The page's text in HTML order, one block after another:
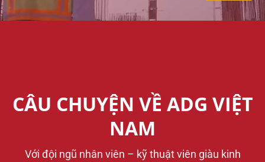
CÂU CHUYỆN VỀ ADG VIỆT
NAM
Với đội ngũ nhân viên – kỹ thuật viên giàu kinh